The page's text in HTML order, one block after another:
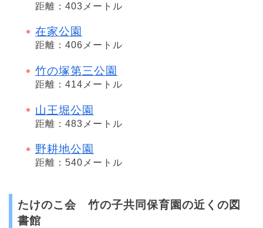
距離：403メートル
在家公園
距離：406メートル
竹の塚第三公園
距離：414メートル
山王堀公園
距離：483メートル
野耕地公園
距離：540メートル
たけのこ会 竹の子共同保育園の近くの図
書館